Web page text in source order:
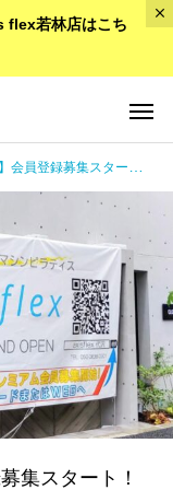
flex若林店はこち
員登録募集スタート！
集スタート！